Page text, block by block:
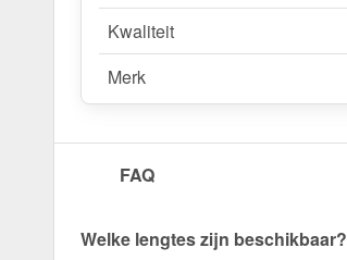
Kwaliteit
Merk
FAQ
Welke lengtes zijn beschikbaar?